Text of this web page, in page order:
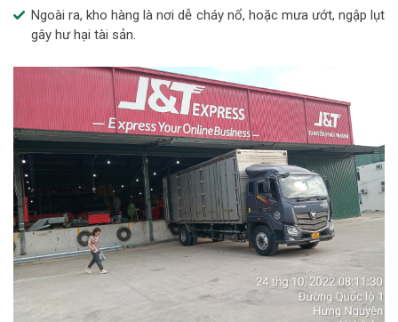
Ngoài ra, kho hàng là nơi dễ cháy nổ, hoặc mưa ướt, ngập lụt
gây hư hại tài sản.